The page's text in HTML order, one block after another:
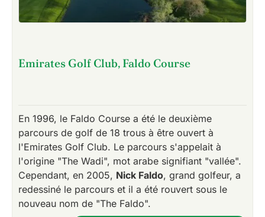
Emirates Golf Club, Faldo Course
En 1996, le Faldo Course a été le deuxième
parcours de golf de 18 trous à être ouvert à
l'Emirates Golf Club. Le parcours s'appelait à
l'origine "The Wadi", mot arabe signifiant "vallée".
Cependant, en 2005, Nick Faldo, grand golfeur, a
redessiné le parcours et il a été rouvert sous le
nouveau nom de "The Faldo".